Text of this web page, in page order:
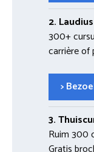
2. Laudius
300+
carrière of
>
3.
Ruim 300